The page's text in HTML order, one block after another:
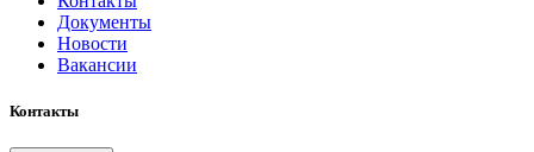
Документы
Новости
Вакансии
Контакты